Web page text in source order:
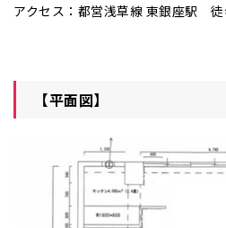
アクセス：都営浅草線 東銀座駅 徒
【平面図】